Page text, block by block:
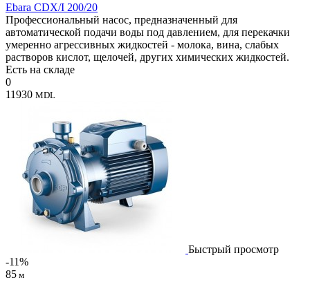
Ebara CDX/I 200/20
Профессиональный насос, предназначенный для
автоматической подачи воды под давлением, для перекачки
умеренно агрессивных жидкостей - молока, вина, слабых
растворов кислот, щелочей, других химических жидкостей.
Есть на складе
0
11930 MDL
Быстрый просмотр
-11%
85 м